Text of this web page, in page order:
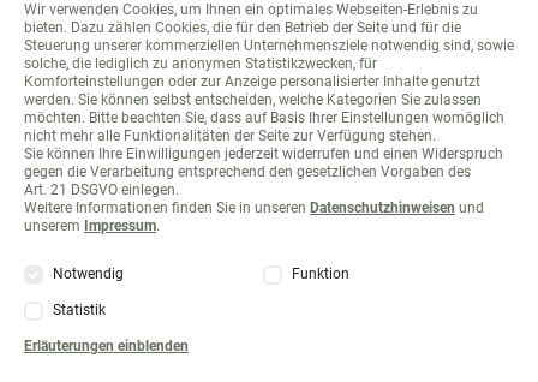
Navigation
überspringen
Presse
Wir verwenden Cookies, um Ihnen ein optimales Webseiten-Erlebnis zu
bieten. Dazu zählen Cookies, die für den Betrieb der Seite und für die
Steuerung unserer kommerziellen Unternehmensziele notwendig sind, sowie
solche, die lediglich zu anonymen Statistikzwecken, für
Komforteinstellungen oder zur Anzeige personalisierter Inhalte genutzt
werden. Sie können selbst entscheiden, welche Kategorien Sie zulassen
möchten. Bitte beachten Sie, dass auf Basis Ihrer Einstellungen womöglich
nicht mehr alle Funktionalitäten der Seite zur Verfügung stehen.
Sie können Ihre Einwilligungen jederzeit widerrufen und einen Widerspruch
gegen die Verarbeitung entsprechend den gesetzlichen Vorgaben des
Art. 21 DSGVO einlegen.
Weitere Informationen finden Sie in unseren Datenschutzhinweisen und
unserem Impressum.
Notwendig Funktion
Statistik
Erläuterungen einblenden